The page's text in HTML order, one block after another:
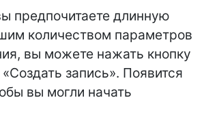
предпочитаете длинную
количеством параметров
вы можете нажать кнопку
запись». Появится
вы могли начать